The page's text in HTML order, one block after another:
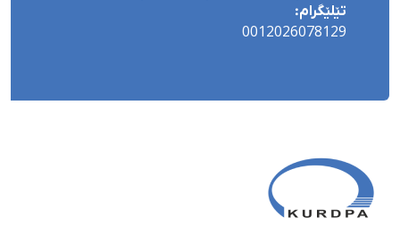
تێلێگرام:
0012026078129